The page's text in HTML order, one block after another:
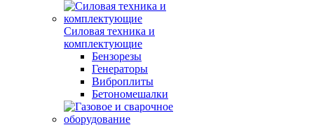
Силовая техника и
комплектующие
Бензорезы
Генераторы
Виброплиты
Бетономешалки